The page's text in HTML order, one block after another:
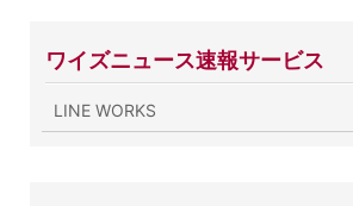
ワイズニュース速報サービス
LINE WORKS